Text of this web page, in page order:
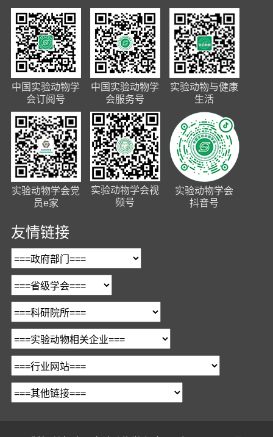
中国实验动物学
会订阅号
中国实验动物学
会服务号
实验动物与健康
生活
实验动物学会党
员e家
实验动物学会视
频号
实验动物学会
抖音号
友情链接